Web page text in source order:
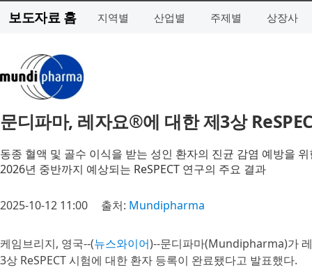
보도자료 홈 지역별 산업별 주제별 상장사
문디파마, 레자요®에 대한 제3상
동종 혈액 및 골수 이식을 받는 성인 환자의 진균 감염 예방을
2026년 중반까지 예상되는 ReSPECT 연구의 주요 결과
2025-10-12 11:00 출처: Mundipharma
케임브리지, 영국--(뉴스와이어)--문디파마(Mundipharma)가
3상 ReSPECT 시험에 대한 환자 등록이 완료됐다고 발표했다.